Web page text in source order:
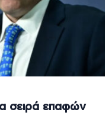
σειρά επαφών